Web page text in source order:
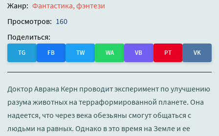
Жанр: Фантастика, фэнтези
Просмотров: 160
Поделиться:
TG FB TW WA VB PT VK
Доктор Аврана Керн проводит эксперимент по улучшению
разума животных на терраформированной планете. Она
надеется, что через века обезьяны смогут общаться с
людьми на равных. Однако в это время на Земле и ее